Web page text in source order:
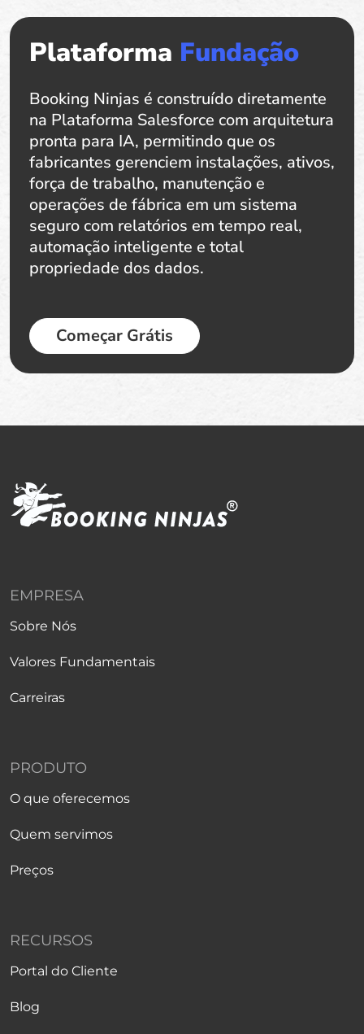
Plataforma Fundação
Booking Ninjas é construído diretamente
na Plataforma Salesforce com arquitetura
pronta para IA, permitindo que os
fabricantes gerenciem instalações, ativos,
força de trabalho, manutenção e
operações de fábrica em um sistema
seguro com relatórios em tempo real,
automação inteligente e total
propriedade dos dados.
Começar Grátis
EMPRESA
Sobre Nós
Valores Fundamentais
Carreiras
PRODUTO
O que oferecemos
Quem servimos
Preços
RECURSOS
Portal do Cliente
Blog